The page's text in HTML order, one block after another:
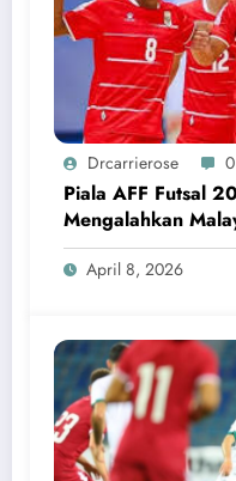
Drcarrierose 0
Piala AFF Futsal
Mengalahkan
Semifinal
April 8, 2026